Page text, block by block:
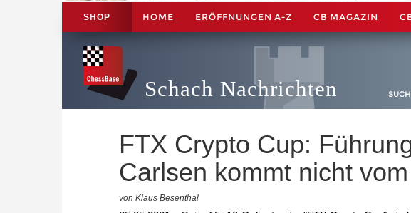
SHOP HOME ERÖFFNUNGEN A-Z CB MAGAZIN
Schach Nachrichten
FTX Crypto Cup:
Carlsen kommt nicht
von Klaus Besenthal